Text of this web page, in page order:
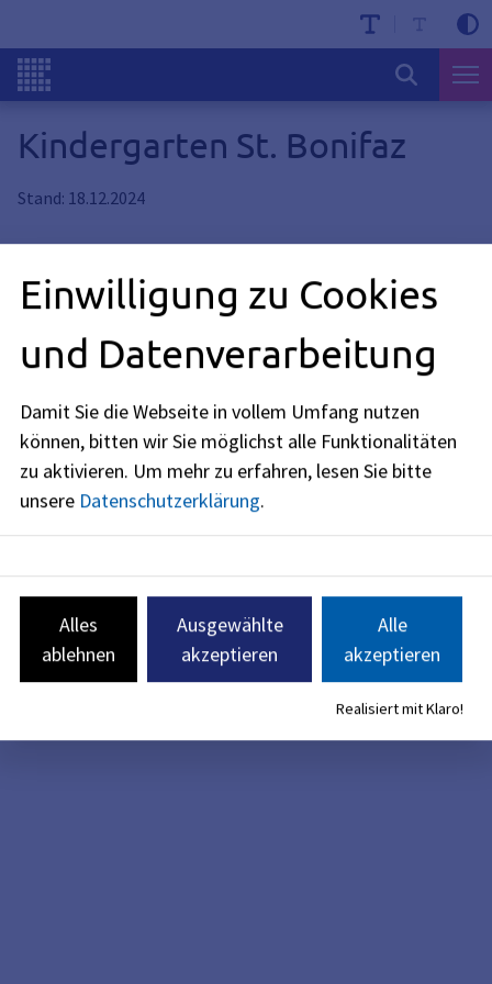
Kindergarten St. Bonifaz
Stand: 18.12.2024
Weitere Informationen zur Einrichtung finden Sie hier:
Kitafinder
Einwilligung zu Cookies
und Datenverarbeitung
Damit Sie die Webseite in vollem Umfang nutzen
können, bitten wir Sie möglichst alle Funktionalitäten
zu aktivieren. Um mehr zu erfahren, lesen Sie bitte
unsere Datenschutzerklärung.
Alles
ablehnen
Ausgewählte
akzeptieren
Alle
akzeptieren
Realisiert mit Klaro!